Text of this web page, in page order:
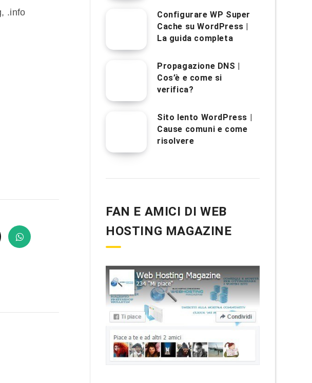
.info
Configurare WP Super
Cache su WordPress |
La guida completa
Propagazione DNS |
Cos’è e come si
verifica?
Sito lento WordPress |
Cause comuni e come
risolvere
FAN E AMICI DI WEB
HOSTING MAGAZINE